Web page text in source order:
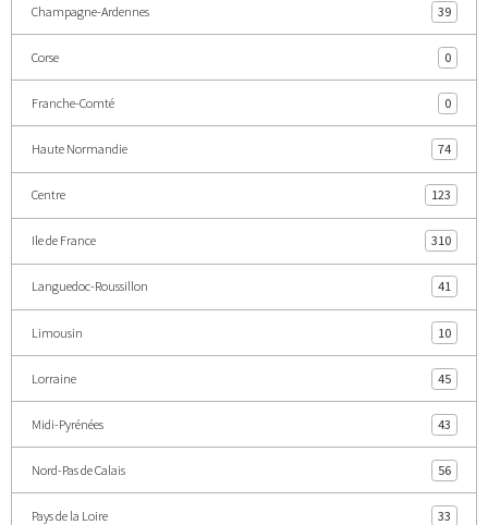
Champagne-Ardennes 39
Corse 0
Franche-Comté 0
Haute Normandie 74
Centre 123
Ile de France 310
Languedoc-Roussillon 41
Limousin 10
Lorraine 45
Midi-Pyrénées 43
Nord-Pas de Calais 56
Pays de la Loire 33